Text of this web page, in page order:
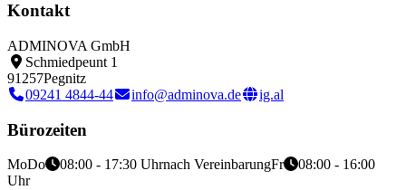
Kontakt
ADMINOVA GmbH
Schmiedpeunt 1
91257Pegnitz
09241 4844-44
info@adminova.de ig.al
Bürozeiten
MoDo 08:00 - 17:30 Uhrnach VereinbarungFr
08:00 - 16:00
Uhr